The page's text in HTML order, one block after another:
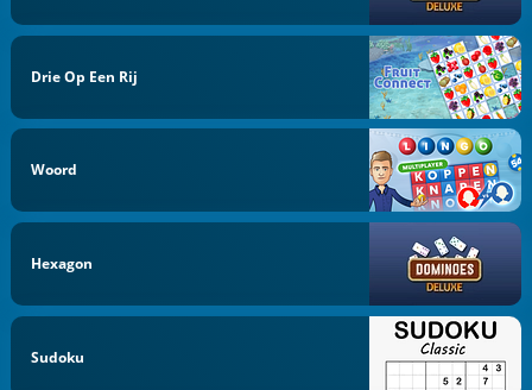
Drie Op Een Rij
Woord
Hexagon
Sudoku